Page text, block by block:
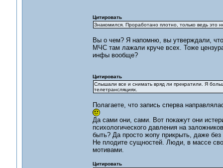
Цитировать
Знакомился. Проработано плотно, только ведь это
Вы о чем? Я напомню, вы утверждали,
МЧС там лажали круче всех. Тоже
инфы вообще?
Цитировать
Слышали все и снимать вряд ли прекратили. Я
телетрансляциях.
Полагаете, что запись сперва
Да сами они, сами. Вот покажут они
психологического давления на
быть? Да просто жопу прикрыть, даже
Не плодите сущностей. Люди, в массе
мотивами.
Цитировать